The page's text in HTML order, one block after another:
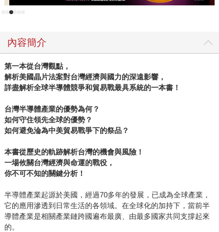
台灣的半導體巨人，為什麼會如此成功，建議他為日本讀者
年多來，宏文開始整理採訪筆記，擬大綱，構思與採訪，最
後完成了這本《晶片島上的光芒》。 交大念理工出身的宏
文，寫科技業有種「淺白感」。複雜的半導體工序，你死我
活的技術競逐，在他筆下一一化作發人深省的小故事。 多數
財經書籍的閱讀者，對高科技與半導體，不會太陌生，但肯
定不敢說全懂，宏文這本書並沒有像百科全書那樣涵蓋一
切，也沒有鉅細靡遺的講述整部半導體發展歷史，但是卻很
巧妙的填補了讀者這些年來許多知識與記憶的空隙。創辦
了書稿（宏文邀他寫序），才發現哇，原來這麼強！愛卡拉
執行長程世嘉也說，「以客為尊」一直是他創業以來所秉持
的企業核心價值，讀了這本書才知道，原來早在多年前張忠
謀創辦台積電時，也同樣重視「以客為尊」。 這就是為什麼
第一次拿到稿子，我幾乎一口氣讀完。喔，原來晶片是這樣
訂價的，原來智財權是這樣管理的，原來台積電董事會是這
樣開的，原來三星曾有那麼可惡的「滅台計畫」，原來曹興
內容簡介
第一本從台灣觀點，
解析美國晶片法案對台灣經濟與國力的深遠影響，
詳盡解析全球半導體競爭和貿易戰最具系統的一本書！
台灣半導體產業的優勢為何？
如何守住領先全球的優勢？
如何避免淪為中美貿易戰爭下的祭品？
本書從歷史的軌跡解析台灣的機會與風險！
一場攸關台灣經濟與命運的戰役，
你不可不知的關鍵分析！
半導體產業起源於美國，經過70多年的發展，已成為全球產業，
它的應用滲透到日常生活的各領域。在全球化的加持下，當前半
導體產業是相關產業鏈跨國遍布最廣、由最多國家共同支撐起來
的。